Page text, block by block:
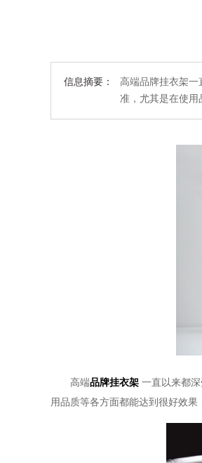
信息摘要：
高端品牌挂衣架
准，尤其是在使
高端品牌挂衣架 一直以来都
用品质等各方面都能达到很好效果